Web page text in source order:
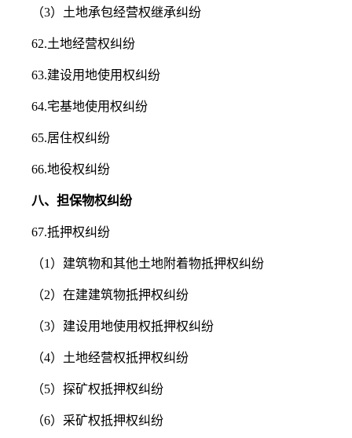
（3）土地承包经营权继承纠纷
62.土地经营权纠纷
63.建设用地使用权纠纷
64.宅基地使用权纠纷
65.居住权纠纷
66.地役权纠纷
八、担保物权纠纷
67.抵押权纠纷
（1）建筑物和其他土地附着物抵押权纠纷
（2）在建建筑物抵押权纠纷
（3）建设用地使用权抵押权纠纷
（4）土地经营权抵押权纠纷
（5）探矿权抵押权纠纷
（6）采矿权抵押权纠纷